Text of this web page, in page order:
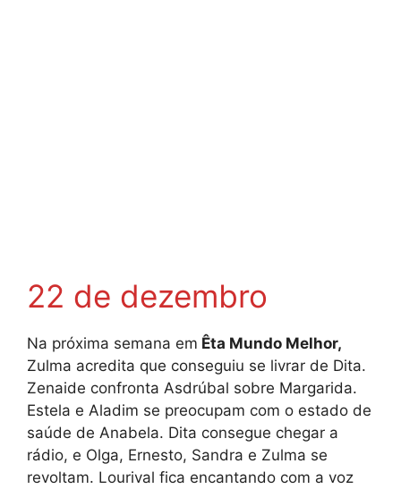
22 de dezembro
Na próxima semana em Êta Mundo Melhor,
Zulma acredita que conseguiu se livrar de Dita.
Zenaide confronta Asdrúbal sobre Margarida.
Estela e Aladim se preocupam com o estado de
saúde de Anabela. Dita consegue chegar a
rádio, e Olga, Ernesto, Sandra e Zulma se
revoltam. Lourival fica encantando com a voz